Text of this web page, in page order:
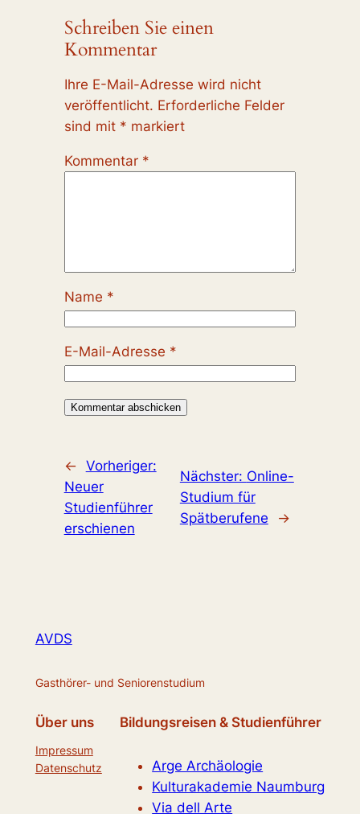
Schreiben Sie einen
Kommentar
Ihre E-Mail-Adresse wird nicht
veröffentlicht. Erforderliche Felder
sind mit * markiert
Kommentar *
Name *
E-Mail-Adresse *
← Vorheriger:
Neuer
Studienführer
erschienen
Nächster: Online-
Studium für
Spätberufene
→
AVDS
Gasthörer- und Seniorenstudium
Über uns
Impressum
Datenschutz
Bildungsreisen & Studienführer
Arge Archäologie
Kulturakademie Naumburg
Via dell Arte